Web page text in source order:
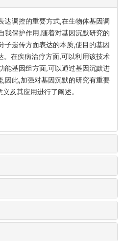
达调控的重要方式,在生物体基因调
我保护作用,随着对基因沉默研究的
子遗传方面表达的本质,使目的基因
。在疾病治疗方面,可以利用该技术
能基因组方面,可以通过基因沉默进
因此,加强对基因沉默的研究有重要
及其应用进行了阐述。